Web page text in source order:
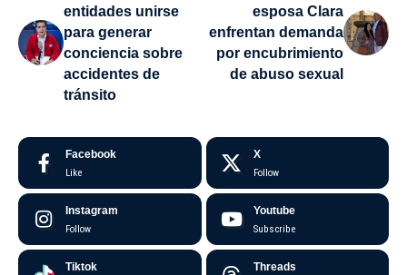
entidades unirse
para generar
conciencia sobre
accidentes de
tránsito
esposa Clara
enfrentan demanda
por encubrimiento
de abuso sexual
Facebook
Like
X
Follow
Instagram
Follow
Youtube
Subscribe
Tiktok Threads